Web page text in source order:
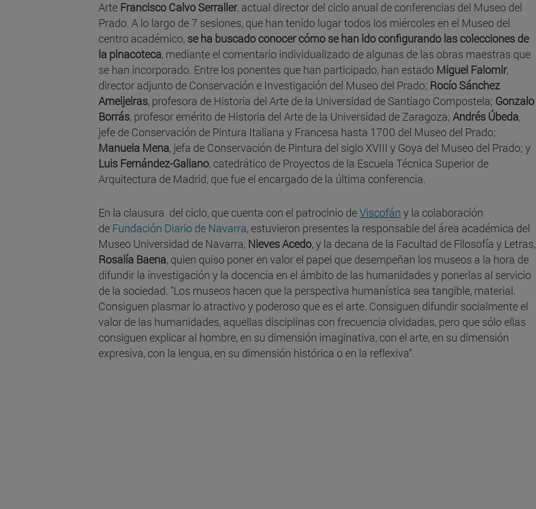
Arte Francisco Calvo Serraller, actual director del ciclo anual de conferencias del Museo del
Prado. A lo largo de 7 sesiones, que han tenido lugar todos los miércoles en el Museo del
centro académico, se ha buscado conocer cómo se han ido configurando las colecciones de
la pinacoteca, mediante el comentario individualizado de algunas de las obras maestras que
se han incorporado. Entre los ponentes que han participado, han estado Miguel Falomir,
director adjunto de Conservación e Investigación del Museo del Prado; Rocío Sánchez
Ameijeiras, profesora de Historia del Arte de la Universidad de Santiago Compostela; Gonzalo
Borrás, profesor emérito de Historia del Arte de la Universidad de Zaragoza; Andrés Úbeda,
jefe de Conservación de Pintura Italiana y Francesa hasta 1700 del Museo del Prado;
Manuela Mena, jefa de Conservación de Pintura del siglo XVIII y Goya del Museo del Prado; y
Luis Fernández-Galiano, catedrático de Proyectos de la Escuela Técnica Superior de
Arquitectura de Madrid, que fue el encargado de la última conferencia.
En la clausura del ciclo, que cuenta con el patrocinio deViscofán y la colaboración
de Fundación Diario de Navarra, estuvieron presentes la responsable del área académica del
Museo Universidad de Navarra, Nieves Acedo, y la decana de la Facultad de Filosofía y Letras,
Rosalía Baena, quien quiso poner en valor el papel que desempeñan los museos a la hora de
difundir la investigación y la docencia en el ámbito de las humanidades y ponerlas al servicio
de la sociedad. ”Los museos hacen que la perspectiva humanística sea tangible, material.
Consiguen plasmar lo atractivo y poderoso que es el arte. Consiguen difundir socialmente el
valor de las humanidades, aquellas disciplinas con frecuencia olvidadas, pero que sólo ellas
consiguen explicar al hombre, en su dimensión imaginativa, con el arte, en su dimensión
expresiva, con la lengua, en su dimensión histórica o en la reflexiva”.